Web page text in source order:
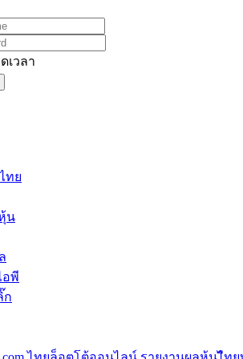
เวลา
ทย
น
อพี
ก